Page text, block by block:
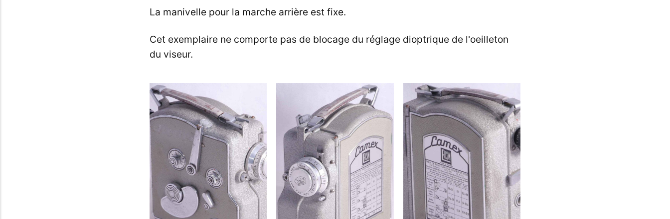
La manivelle pour la marche arrière est fixe.
Cet exemplaire ne comporte pas de blocage du réglage dioptrique de l'oeilleton
du viseur.